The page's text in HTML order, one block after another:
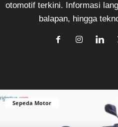
otomotif terkini. Informasi
balapan, hingga
Sepeda Motor